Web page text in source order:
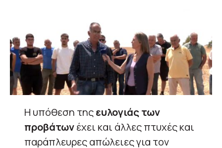
Η υπόθεση τηςευλογιάς των
προβάτωνέχει και άλλες πτυχές και
παράπλευρες απώλειες για τον